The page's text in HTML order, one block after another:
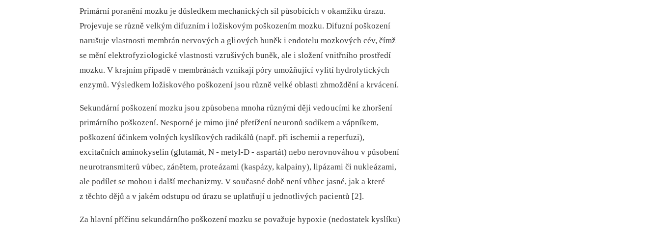
Primární poranění mozku je důsledkem mechanických sil působících v okamžiku úrazu.
Projevuje se různě velkým difuzním i ložiskovým poškozením mozku. Difuzní poškození
narušuje vlastnosti membrán nervových a gli ových buněk i endotelu mozkových cév, čímž
se mění elektrofyzi ologické vlastnosti vzrušivých buněk, ale i složení vnitřního prostředí
mozku. V krajním případě v membránách vznikají póry umožňující vylití hydrolytických
enzymů. Výsledkem ložiskového poškození jso u různě velké oblasti zhmoždění a krvácení.
Sekundární poškození mozku jso u způsobena mnoha různými ději vedo ucími ke zhoršení
primárního poškození. Nesporné je mimo jiné přetížení ne uronů sodíkem a vápníkem,
poškození účinkem volných kyslíkových radikálů (např. při ischemii a reperfuzi),
excitačních aminokyselin (glutamát, N -⁠ metyl-D -⁠ aspartát) nebo nerovnováho u v působení
ne urotransmiterů vůbec, zánětem, prote ázami (kaspázy, kalpainy), lipázami či nukle ázami,
ale podílet se moho u i další mechanizmy. V so učasné době není vůbec jasné, jak a které
z těchto dějů a v jakém odstupu od úrazu se uplatňují u jednotlivých paci entů [2].
Za hlavní příčinu sekundárního poškození mozku se považuje hypoxi e (nedostatek kyslíku)